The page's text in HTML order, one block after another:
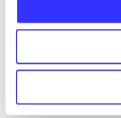
Soul Calibur IV